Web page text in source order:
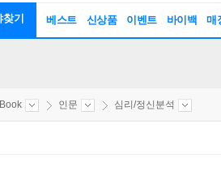
기 베스트 신상품 이벤트 바이백 매
인문 심리/정신분석